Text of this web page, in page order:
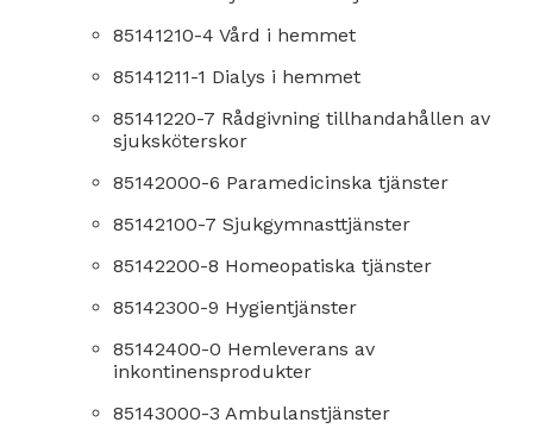
85141210-4 Vård i hemmet
85141211-1 Dialys i hemmet
85141220-7 Rådgivning tillhandahållen av
sjuksköterskor
85142000-6 Paramedicinska tjänster
85142100-7 Sjukgymnasttjänster
85142200-8 Homeopatiska tjänster
85142300-9 Hygientjänster
85142400-0 Hemleverans av
inkontinensprodukter
85143000-3 Ambulanstjänster